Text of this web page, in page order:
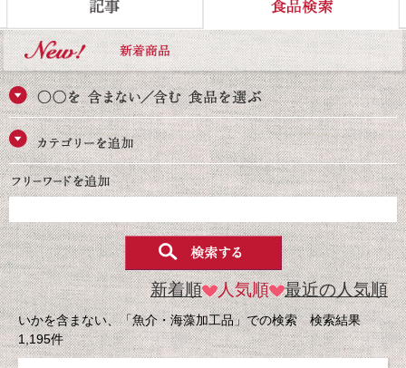
新着順 人気順 最近の人気順
いかを含まない、「魚介・海藻加工品」での検索 検索結果
1,195件